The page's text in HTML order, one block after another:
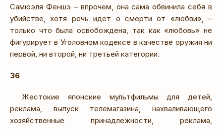
Самюэля Феншэ – впрочем, она сама обвинила себя в
убийстве, хотя речь идет о смерти от «любви», –
только что была освобождена, так как «любовь» не
фигурирует в Уголовном кодексе в качестве оружия ни
первой, ни второй, ни третьей категории.
36
Жестокие японские мультфильмы для детей,
реклама, выпуск телемагазина, нахваливающего
хозяйственные принадлежности, реклама,